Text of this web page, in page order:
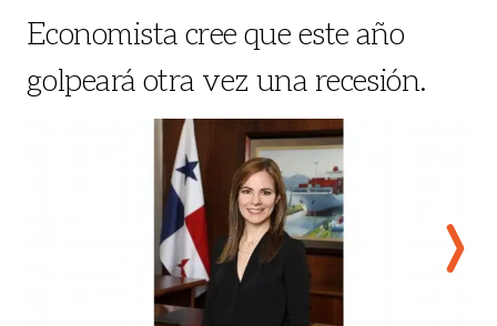
Economista cree que este año
golpeará otra vez una recesión.